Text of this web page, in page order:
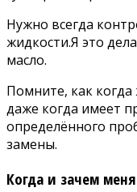
Нужно всегда
жидкости.Я это
масло.
Помните, как
даже когда имеет
определённого
замены.
Когда и зачем